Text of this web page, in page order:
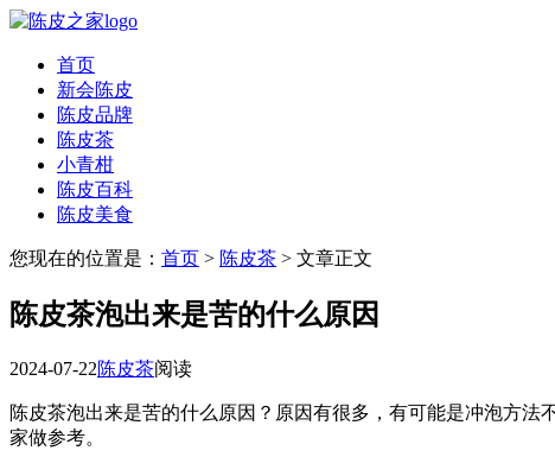
首页
新会陈皮
陈皮品牌
陈皮茶
小青柑
陈皮百科
陈皮美食
您现在的位置是： 首页 > 陈皮茶 > 文章正文
陈皮茶泡出来是苦的什么原因
2024-07-22陈皮茶阅读
陈皮茶泡出来是苦的什么原因？原因有很多，有可能是冲泡方
家做参考。